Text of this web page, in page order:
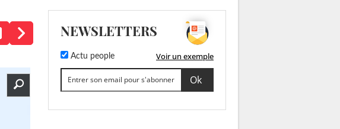
NEWSLETTERS
Actu people Voir un exemple